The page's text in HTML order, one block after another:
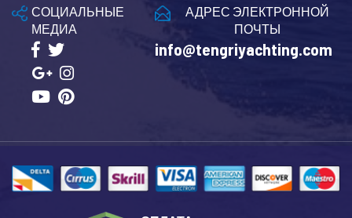
АДРЕС ЭЛЕКТРОННОЙ
ПОЧТЫ
info@tengriyachting.com
СОЦИАЛЬНЫЕ
МЕДИА